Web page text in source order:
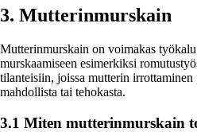
3. Mutterinmurskain
Mutterinmurskain on voimakas
murskaamiseen esimerkiksi
tilanteisiin, joissa mutterin
mahdollista tai tehokasta.
3.1 Miten mutterinmurskain